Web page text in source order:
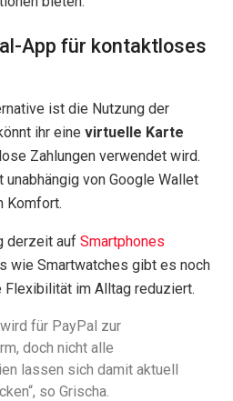
App für kontaktloses
ist die Nutzung der
ihr eine virtuelle Karte
Zahlungen verwendet wird.
von Google Wallet
Komfort.
derzeit auf Smartphones
wie Smartwatches gibt es noch
Flexibilität im Alltag reduziert.
für PayPal zur
doch nicht alle
lassen sich damit aktuell
so Grischa.